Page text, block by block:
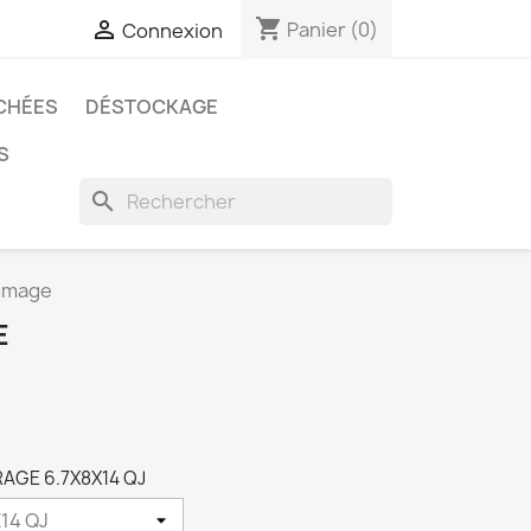
 Connexion shopping_cart Panier (0)
DÉSTOCKAGE
search
6.7X8X14 QJ